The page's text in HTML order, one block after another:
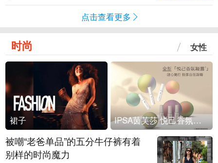
点击查看更多
时尚 女性
裙子 IPSA茵芙莎 悦己香氛凝露上市
被嘲“老爸单品”的五分牛仔裤有着
别样的时尚魔力